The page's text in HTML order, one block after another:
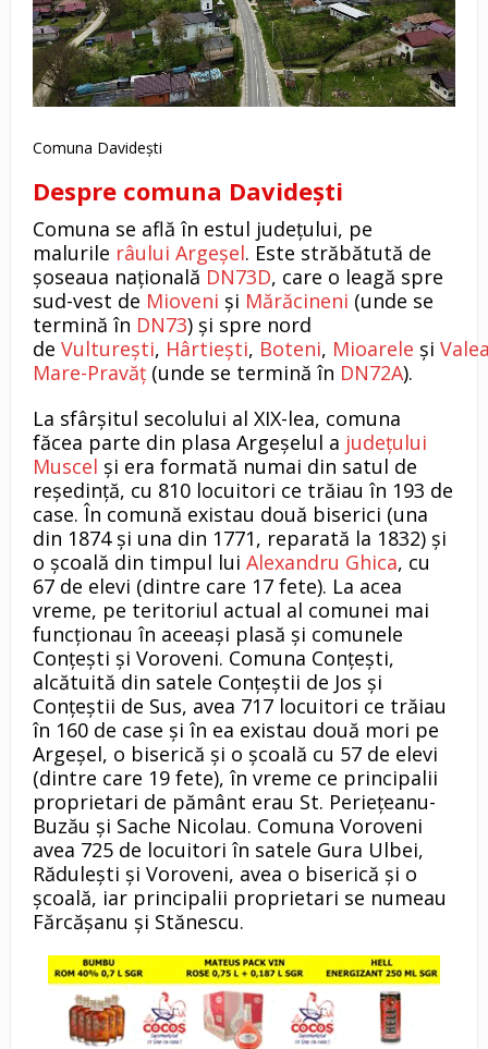
Comuna Davidești
Despre comuna Davidești
Comuna se află în estul județului, pe
malurile râului Argeșel. Este străbătută de
șoseaua națională DN73D, care o leagă spre
sud-vest de Mioveni și Mărăcineni (unde se
termină în DN73) și spre nord
de Vulturești, Hârtiești, Boteni, Mioarele și
Mare-Pravăț(unde se termină în DN72A).
La sfârșitul secolului al XIX-lea, comuna
făcea parte din plasa Argeșelul a județului
Muscel și era formată numai din satul de
reședință, cu 810 locuitori ce trăiau în 193 de
case. În comună existau două biserici (una
din 1874 și una din 1771, reparată la 1832) și
o școală din timpul lui Alexandru Ghica, cu
67 de elevi (dintre care 17 fete). La acea
vreme, pe teritoriul actual al comunei mai
funcționau în aceeași plasă și comunele
Conțești și Voroveni. Comuna Conțești,
alcătuită din satele Conțeștii de Jos și
Conțeștii de Sus, avea 717 locuitori ce trăiau
în 160 de case și în ea existau două mori pe
Argeșel, o biserică și o școală cu 57 de elevi
(dintre care 19 fete), în vreme ce principalii
proprietari de pământ erau St. Periețeanu-
Buzău și Sache Nicolau. Comuna Voroveni
avea 725 de locuitori în satele Gura Ulbei,
Rădulești și Voroveni, avea o biserică și o
școală, iar principalii proprietari se numeau
Fărcășanu și Stănescu.